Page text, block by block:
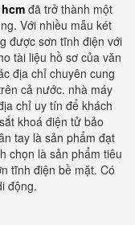
đã trở thành một
Với nhiều mẫu két
được sơn tĩnh điện với
tài liệu hồ sơ của văn
địa chỉ chuyên cung
cả nước. nhà máy
chỉ uy tín để khách
khoá điện tử bảo
tay là sản phẩm đạt
chọn là sản phẩm tiêu
tĩnh điện bề mặt. Có
động.